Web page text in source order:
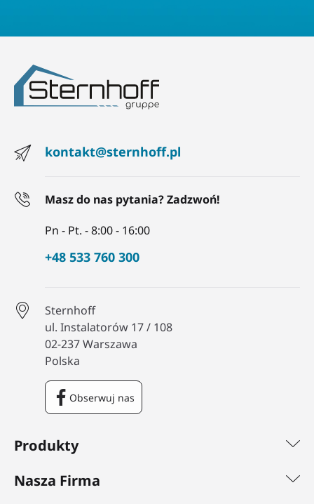
Produkty
Nasza Firma
kontakt@sternhoff.pl
Masz do nas pytania? Zadzwoń!
Pn - Pt. - 8:00 - 16:00
+48 533 760 300
Sternhoff
ul. Instalatorów 17 / 108
02-237 Warszawa
Polska
Obserwuj nas
Facebook